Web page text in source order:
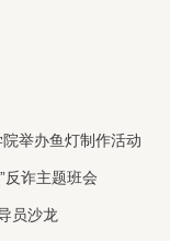
举办鱼灯制作活动
诈主题班会
员沙龙